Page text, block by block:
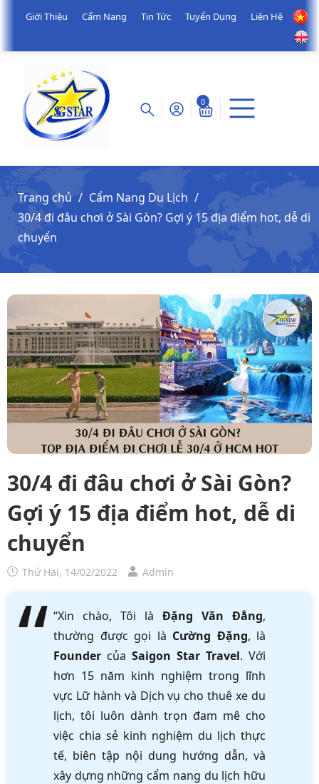
Giới Thiệu Cẩm Nang Tin Tức Tuyển Dụng Liên Hệ
0
Trang chủ
Cẩm Nang Du Lịch
30/4 đi đâu chơi ở Sài Gòn? Gợi ý 15 địa điểm hot, dễ di
chuyển
30/4 đi đâu chơi ở Sài Gòn?
Gợi ý 15 địa điểm hot, dễ di
chuyển
Thứ Hai, 14/02/2022 Admin
“Xin chào, Tôi là Đặng Văn Đẳng,
thường được gọi là Cường Đặng, là
Founder của Saigon Star Travel. Với
hơn 15 năm kinh nghiệm trong lĩnh
vực Lữ hành và Dịch vụ cho thuê xe du
lịch, tôi luôn dành trọn đam mê cho
việc chia sẻ kinh nghiệm du lịch thực
tế, biên tập nội dung hướng dẫn, và
xây dựng những cẩm nang du lịch hữu